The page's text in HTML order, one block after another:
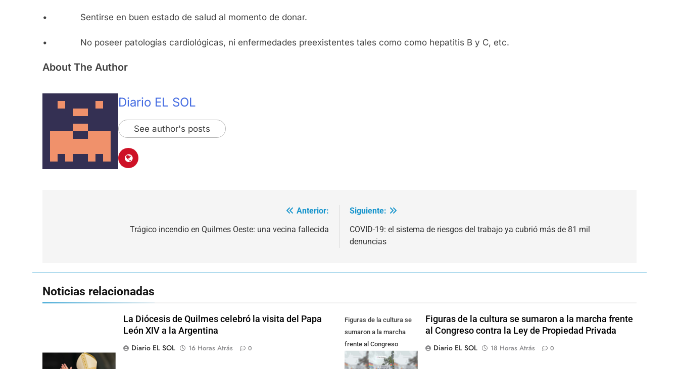
• Sentirse en buen estado de salud al momento de donar.
• No poseer patologías cardiológicas, ni enfermedades preexistentes tales como como hepatitis B y C, etc.
About The Author
Diario EL SOL
See author's posts
Anterior:
Trágico incendio en Quilmes Oeste: una vecina fallecida
Siguiente:
COVID-19: el sistema de riesgos del trabajo ya cubrió más de 81 mil
denuncias
Noticias relacionadas
La Diócesis de Quilmes celebró la visita del Papa
León XIV a la Argentina
Diario EL SOL
16 Horas Atrás 0
Figuras de la cultura se
sumaron a la marcha
frente al Congreso
contra la Ley de
Figuras de la cultura se sumaron a la marcha frente
al Congreso contra la Ley de Propiedad Privada
Diario EL SOL
18 Horas Atrás 0